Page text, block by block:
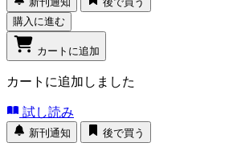
購入に進む
カートに追加
カートに追加しました
試し読み
新刊通知 後で買う